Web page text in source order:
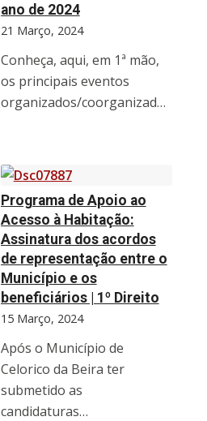
ano de 2024
21 Março, 2024
Conheça, aqui, em 1ª mão,
os principais eventos
organizados/coorganizados…
Programa de Apoio ao
Acesso à Habitação:
Assinatura dos acordos
de representação entre o
Município e os
beneficiários | 1º Direito
15 Março, 2024
Após o Município de
Celorico da Beira ter
submetido as
candidaturas…